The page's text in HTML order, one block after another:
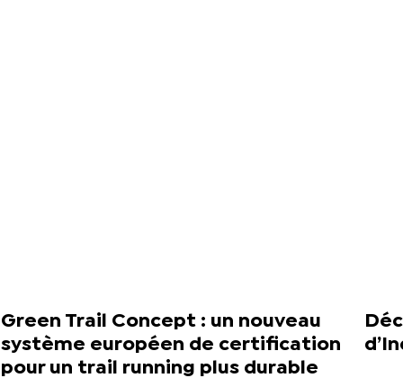
Green Trail Concept : un nouveau
système européen de certification
pour un trail running plus durable